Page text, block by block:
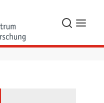
Suche